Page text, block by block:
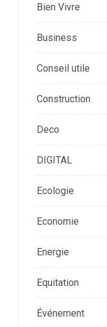
Bien Vivre
Business
Conseil utile
Construction
Deco
DIGITAL
Ecologie
Economie
Energie
Equitation
Événement